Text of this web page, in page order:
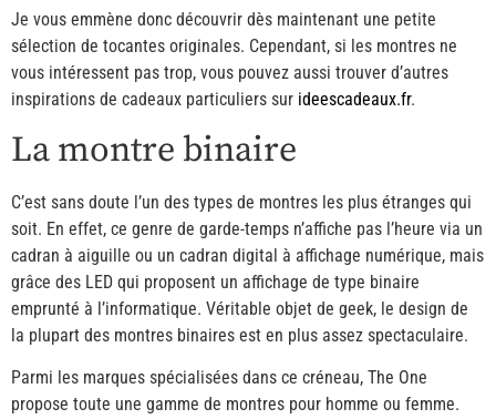
Je vous emmène donc découvrir dès maintenant une petite
sélection de tocantes originales. Cependant, si les montres ne
vous intéressent pas trop, vous pouvez aussi trouver d’autres
inspirations de cadeaux particuliers sur ideescadeaux.fr.
La montre binaire
C’est sans doute l’un des types de montres les plus étranges qui
soit. En effet, ce genre de garde-temps n’affiche pas l’heure via un
cadran à aiguille ou un cadran digital à affichage numérique, mais
grâce des LED qui proposent un affichage de type binaire
emprunté à l’informatique. Véritable objet de geek, le design de
la plupart des montres binaires est en plus assez spectaculaire.
Parmi les marques spécialisées dans ce créneau, The One
propose toute une gamme de montres pour homme ou femme.